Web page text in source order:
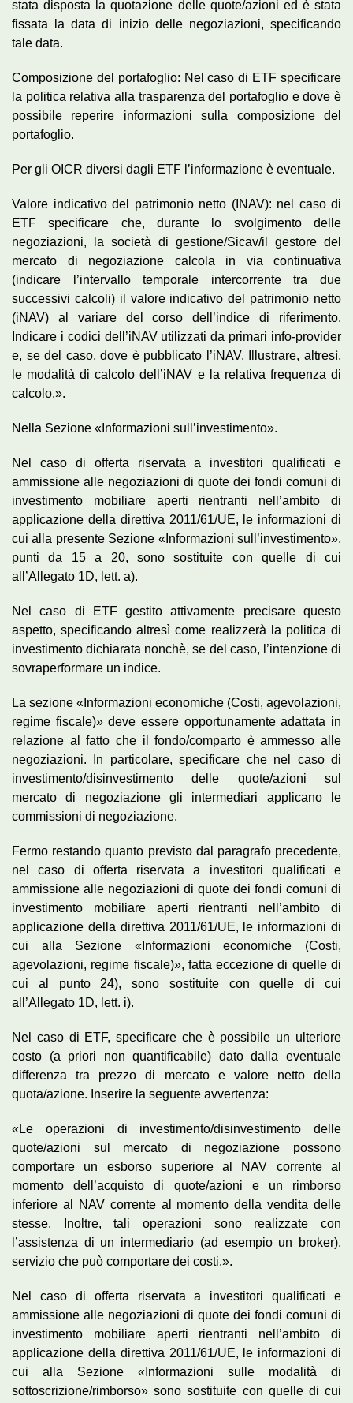
stata disposta la quotazione delle quote/azioni ed è stata
fissata la data di inizio delle negoziazioni, specificando
tale data.
Composizione del portafoglio: Nel caso di ETF specificare
la politica relativa alla trasparenza del portafoglio e dove è
possibile reperire informazioni sulla composizione del
portafoglio.
Per gli OICR diversi dagli ETF l’informazione è eventuale.
Valore indicativo del patrimonio netto (INAV): nel caso di
ETF specificare che, durante lo svolgimento delle
negoziazioni, la società di gestione/Sicav/il gestore del
mercato di negoziazione calcola in via continuativa
(indicare l’intervallo temporale intercorrente tra due
successivi calcoli) il valore indicativo del patrimonio netto
(iNAV) al variare del corso dell’indice di riferimento.
Indicare i codici dell’iNAV utilizzati da primari info-provider
e, se del caso, dove è pubblicato l’iNAV. Illustrare, altresì,
le modalità di calcolo dell’iNAV e la relativa frequenza di
calcolo.».
Nella Sezione «Informazioni sull’investimento».
Nel caso di offerta riservata a investitori qualificati e
ammissione alle negoziazioni di quote dei fondi comuni di
investimento mobiliare aperti rientranti nell’ambito di
applicazione della direttiva 2011/61/UE, le informazioni di
cui alla presente Sezione «Informazioni sull’investimento»,
punti da 15 a 20, sono sostituite con quelle di cui
all’Allegato 1D, lett. a).
Nel caso di ETF gestito attivamente precisare questo
aspetto, specificando altresì come realizzerà la politica di
investimento dichiarata nonchè, se del caso, l’intenzione di
sovraperformare un indice.
La sezione «Informazioni economiche (Costi, agevolazioni,
regime fiscale)» deve essere opportunamente adattata in
relazione al fatto che il fondo/comparto è ammesso alle
negoziazioni. In particolare, specificare che nel caso di
investimento/disinvestimento delle quote/azioni sul
mercato di negoziazione gli intermediari applicano le
commissioni di negoziazione.
Fermo restando quanto previsto dal paragrafo precedente,
nel caso di offerta riservata a investitori qualificati e
ammissione alle negoziazioni di quote dei fondi comuni di
investimento mobiliare aperti rientranti nell’ambito di
applicazione della direttiva 2011/61/UE, le informazioni di
cui alla Sezione «Informazioni economiche (Costi,
agevolazioni, regime fiscale)», fatta eccezione di quelle di
cui al punto 24), sono sostituite con quelle di cui
all’Allegato 1D, lett. i).
Nel caso di ETF, specificare che è possibile un ulteriore
costo (a priori non quantificabile) dato dalla eventuale
differenza tra prezzo di mercato e valore netto della
quota/azione. Inserire la seguente avvertenza:
«Le operazioni di investimento/disinvestimento delle
quote/azioni sul mercato di negoziazione possono
comportare un esborso superiore al NAV corrente al
momento dell’acquisto di quote/azioni e un rimborso
inferiore al NAV corrente al momento della vendita delle
stesse. Inoltre, tali operazioni sono realizzate con
l’assistenza di un intermediario (ad esempio un broker),
servizio che può comportare dei costi.».
Nel caso di offerta riservata a investitori qualificati e
ammissione alle negoziazioni di quote dei fondi comuni di
investimento mobiliare aperti rientranti nell’ambito di
applicazione della direttiva 2011/61/UE, le informazioni di
cui alla Sezione «Informazioni sulle modalità di
sottoscrizione/rimborso» sono sostituite con quelle di cui